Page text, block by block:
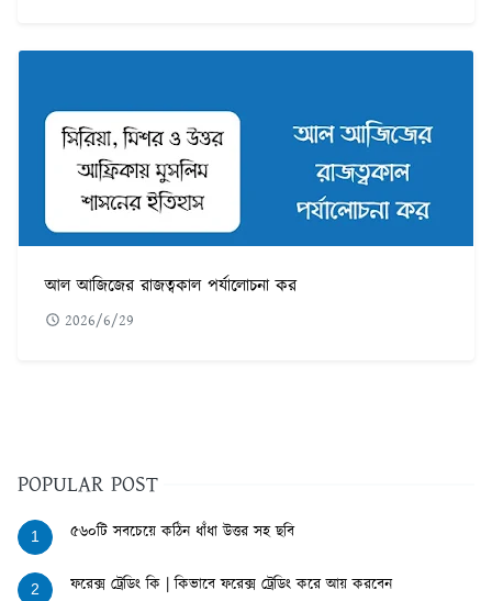
আল আজিজের রাজত্বকাল পর্যালোচনা কর
2026/6/29
POPULAR POST
1 ৫৬০টি সবচেয়ে কঠিন ধাঁধা উত্তর সহ ছবি
2 ফরেক্স ট্রেডিং কি | কিভাবে ফরেক্স ট্রেডিং করে আয় করবেন